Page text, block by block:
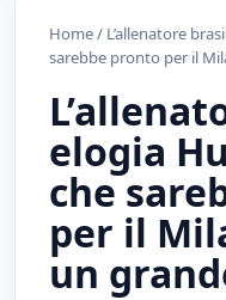
Home/ L’allenatore
sarebbe pronto per il
elogia
che
per il
un